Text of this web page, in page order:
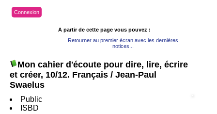
Connexion
A partir de cette page vous pouvez :
Retourner au premier écran avec les dernières
notices...
Mon cahier d'écoute pour dire, lire, écrire
et créer, 10/12. Français / Jean-Paul
Swaelus
Public
ISBD